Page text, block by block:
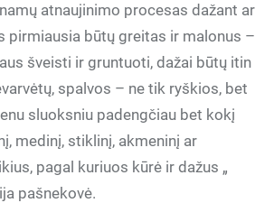
atnaujinimo procesas dažant ar
pirmiausia būtų greitas ir malonus –
šveisti ir gruntuoti, dažai būtų itin
spalvos – ne tik ryškios, bet
sluoksniu padengčiau bet kokį
medinį, stiklinį, akmeninį ar
pagal kuriuos kūrė ir dažus „
pašnekovė.